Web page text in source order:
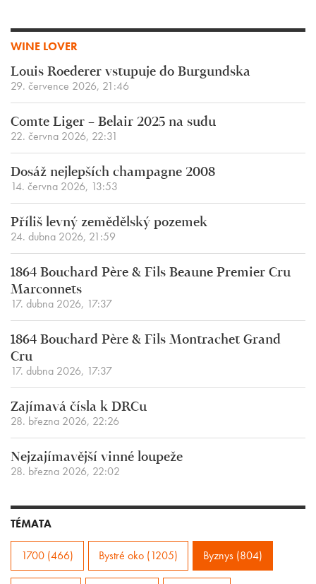
WINE LOVER
Louis Roederer vstupuje do Burgundska
29. července 2026, 21:46
Comte Liger – Belair 2025 na sudu
22. června 2026, 22:31
Dosáž nejlepších champagne 2008
14. června 2026, 13:53
Příliš levný zemědělský pozemek
24. dubna 2026, 21:59
1864 Bouchard Père & Fils Beaune Premier Cru
Marconnets
17. dubna 2026, 17:37
1864 Bouchard Père & Fils Montrachet Grand
Cru
17. dubna 2026, 17:37
Zajímavá čísla k DRCu
28. března 2026, 22:26
Nejzajímavější vinné loupeže
28. března 2026, 22:02
TÉMATA
1700 (466) Bystré oko (1205) Byznys (804)